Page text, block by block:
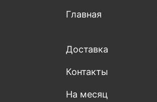
Главная
Доставка
Контакты
На месяц